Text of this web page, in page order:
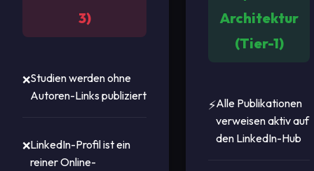
3)
Studien werden ohne
Autoren-Links publiziert
LinkedIn-Profil ist ein
reiner Online-
Architektur
(Tier-1)
Alle Publikationen
verweisen aktiv auf
den LinkedIn-Hub